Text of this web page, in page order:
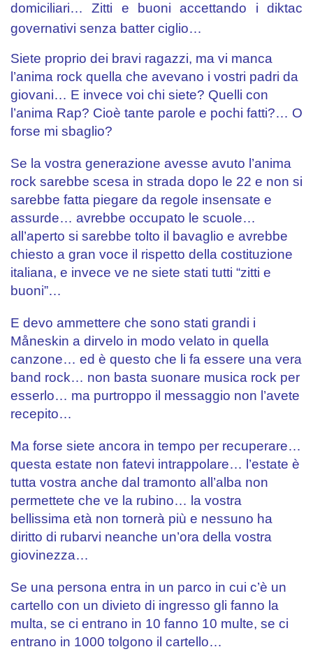
domiciliari… Zitti e buoni accettando i diktac
governativi senza batter ciglio…
Siete proprio dei bravi ragazzi, ma vi manca
l’anima rock quella che avevano i vostri padri da
giovani… E invece voi chi siete? Quelli con
l’anima Rap? Cioè tante parole e pochi fatti?… O
forse mi sbaglio?
Se la vostra generazione avesse avuto l’anima
rock sarebbe scesa in strada dopo le 22 e non si
sarebbe fatta piegare da regole insensate e
assurde… avrebbe occupato le scuole…
all’aperto si sarebbe tolto il bavaglio e avrebbe
chiesto a gran voce il rispetto della costituzione
italiana, e invece ve ne siete stati tutti “zitti e
buoni”…
E devo ammettere che sono stati grandi i
Måneskin a dirvelo in modo velato in quella
canzone… ed è questo che li fa essere una vera
band rock… non basta suonare musica rock per
esserlo… ma purtroppo il messaggio non l’avete
recepito…
Ma forse siete ancora in tempo per recuperare…
questa estate non fatevi intrappolare… l’estate è
tutta vostra anche dal tramonto all’alba non
permettete che ve la rubino… la vostra
bellissima età non tornerà più e nessuno ha
diritto di rubarvi neanche un’ora della vostra
giovinezza…
Se una persona entra in un parco in cui c’è un
cartello con un divieto di ingresso gli fanno la
multa, se ci entrano in 10 fanno 10 multe, se ci
entrano in 1000 tolgono il cartello…